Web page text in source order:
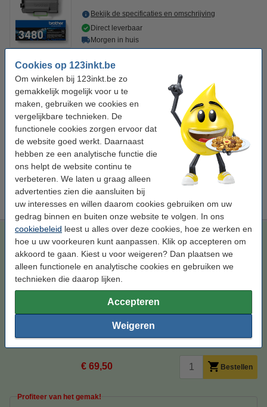
Cookies op 123inkt.be
Om winkelen bij 123inkt.be zo
gemakkelijk mogelijk voor u te
maken, gebruiken we cookies en
vergelijkbare technieken. De
functionele cookies zorgen ervoor dat
de website goed werkt. Daarnaast
hebben ze een analytische functie die
ons helpt de website continu te
verbeteren. We laten u graag alleen
advertenties zien die aansluiten bij
uw interesses en willen daarom cookies gebruiken om uw
gedrag binnen en buiten onze website te volgen. In ons
cookiebeleid leest u alles over deze cookies, hoe ze werken en
hoe u uw voorkeuren kunt aanpassen. Klik op accepteren om
akkoord te gaan. Kiest u voor weigeren? Dan plaatsen we
alleen functionele en analytische cookies en gebruiken we
technieken die daarop lijken.
Accepteren
Weigeren
Bekijk de specificaties en omschrijving
Direct leverbaar
Morgen in huis
€ 122,50
Bespaar ruim 45%op uw afdrukkosten
Bespaar op uw afdrukkosten. Én print1.000 pagina's meer.
123inkt huismerk vervangt Brother TN-3480 toner zwart
hoge capaciteit
€ 69,50
Wij adviseren u i.p.v. deze toner het 123inkt huismerk te nemen.
123inkt huismerk vervangt Brother TN-3480 toner zwart hoge
capaciteit
toner ± 8.500 pagina's
Bekijk de specificaties en omschrijving
Direct leverbaar
Morgen in huis
Per pagina € 0,008
€ 69,50 Bestellen
Profiteer van het gemak!